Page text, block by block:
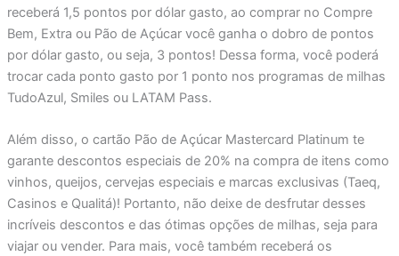
receberá 1,5 pontos por dólar gasto, ao comprar no Compre
Bem, Extra ou Pão de Açúcar você ganha o dobro de pontos
por dólar gasto, ou seja, 3 pontos! Dessa forma, você poderá
trocar cada ponto gasto por 1 ponto nos programas de milhas
TudoAzul, Smiles ou LATAM Pass.
Além disso, o cartão Pão de Açúcar Mastercard Platinum te
garante descontos especiais de 20% na compra de itens como
vinhos, queijos, cervejas especiais e marcas exclusivas (Taeq,
Casinos e Qualitá)! Portanto, não deixe de desfrutar desses
incríveis descontos e das ótimas opções de milhas, seja para
viajar ou vender. Para mais, você também receberá os